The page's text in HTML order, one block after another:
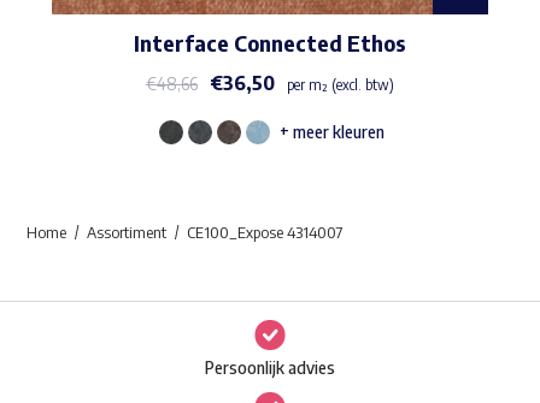
Interface Connected Ethos
€48,66 €36,50 per m² (excl. btw)
Deze
optie
kan
+ meer kleuren
Home Assortiment CE100_Expose 4314007
Persoonlijk advies